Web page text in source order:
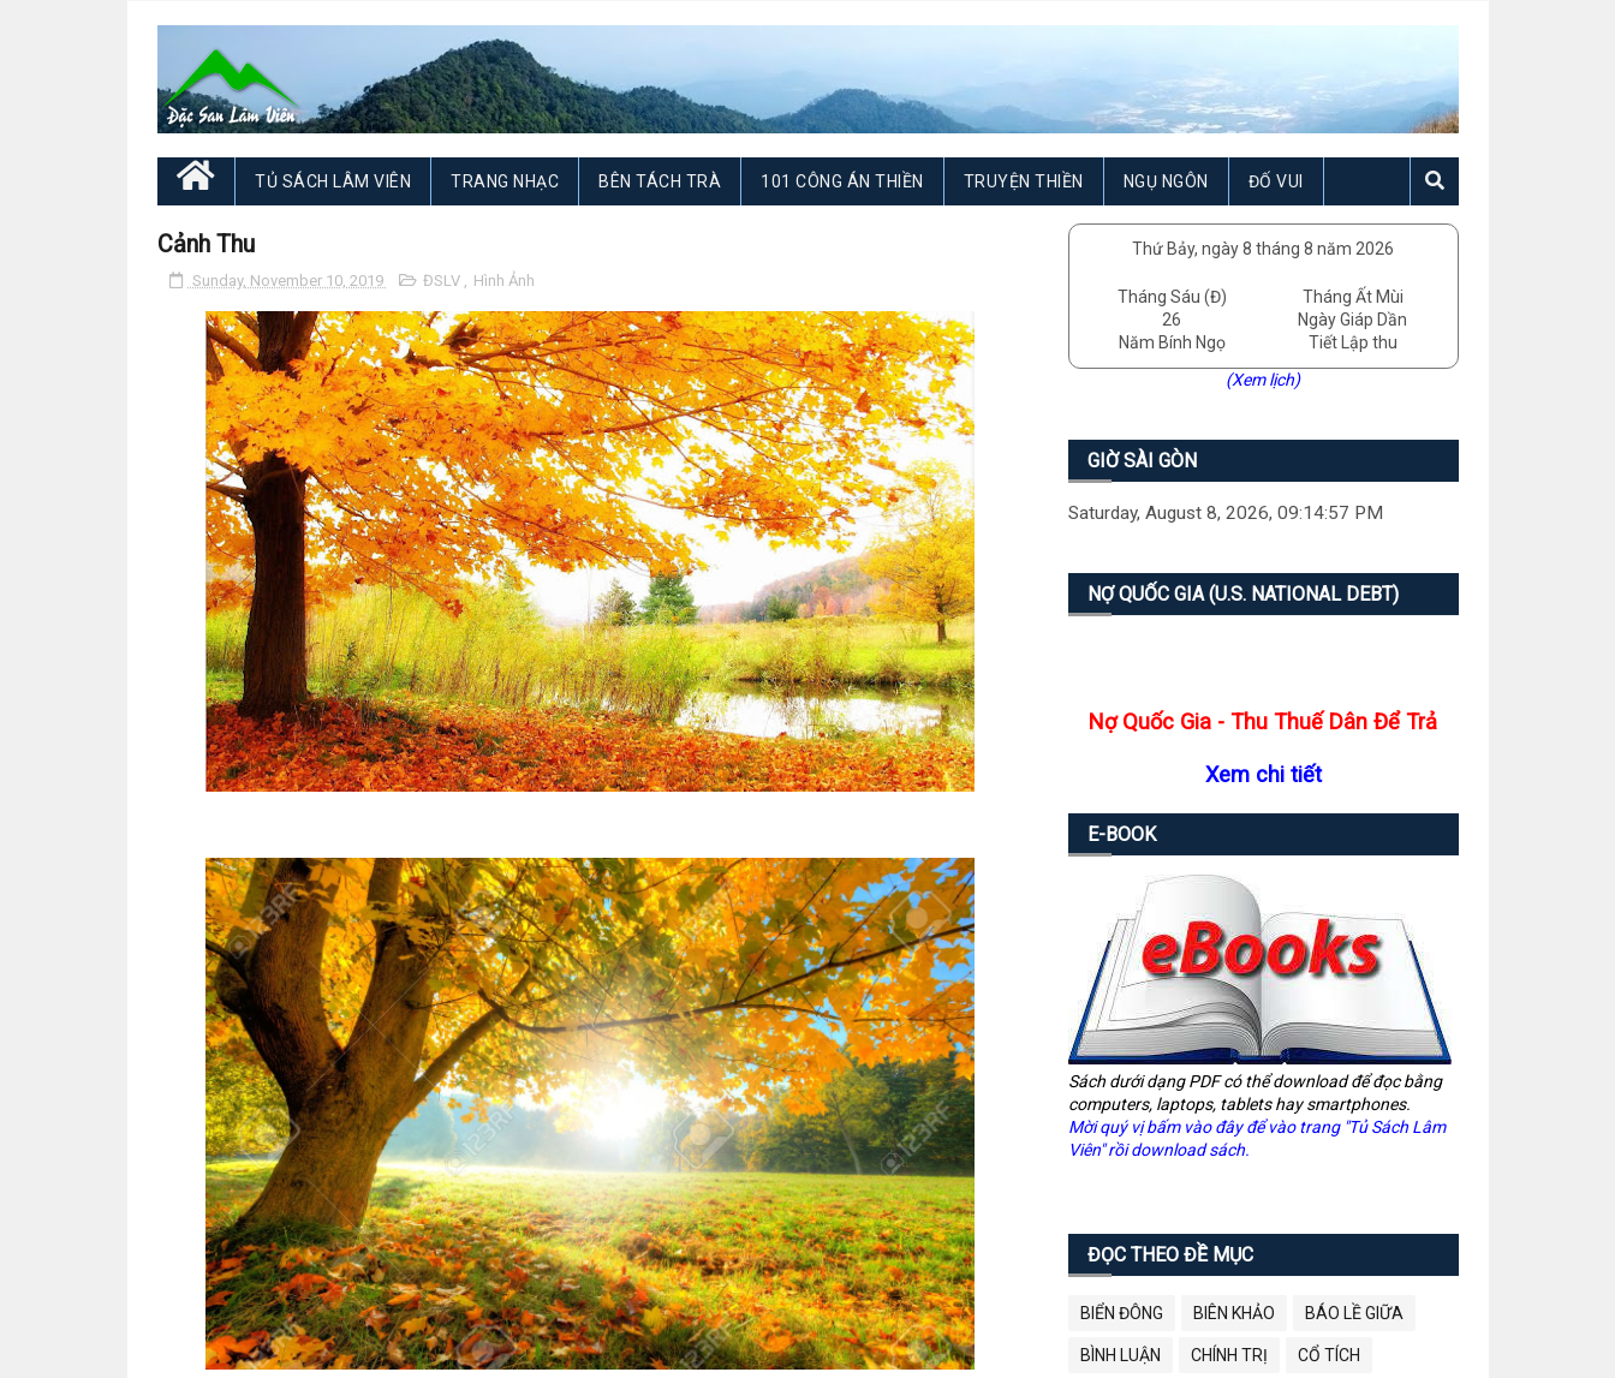
TỦ SÁCH LÂM VIÊN TRANG NHẠC BÊN TÁCH TRÀ 101 CÔNG ÁN THIỀN TRUYỆN THIỀN NGỤ NGÔN ĐỐ VUI
Cảnh Thu
Sunday, November 10, 2019 ĐSLV , Hình Ảnh
Thứ Bảy, ngày 8 tháng 8 năm 2026
Tháng Sáu (Đ)
26
Năm Bính Ngọ
Tháng Ất Mùi
Ngày Giáp Dần
Tiết Lập thu
(Xem lịch)
GIỜ SÀI GÒN
Saturday, August 8, 2026, 09:14:58 PM
NỢ QUỐC GIA (U.S. NATIONAL DEBT)
Nợ Quốc Gia - Thu Thuế Dân Để Trả
Xem chi tiết
E-BOOK
Sách dưới dạng PDF có thể download để đọc bằng
computers, laptops, tablets hay smartphones.
Mời quý vị bấm vào đây để vào trang "Tủ Sách Lâm
Viên" rồi download sách.
ĐỌC THEO ĐỀ MỤC
BIỂN ĐÔNG BIÊN KHẢO BÁO LỀ GIỮA
BÌNH LUẬN CHÍNH TRỊ CỔ TÍCH